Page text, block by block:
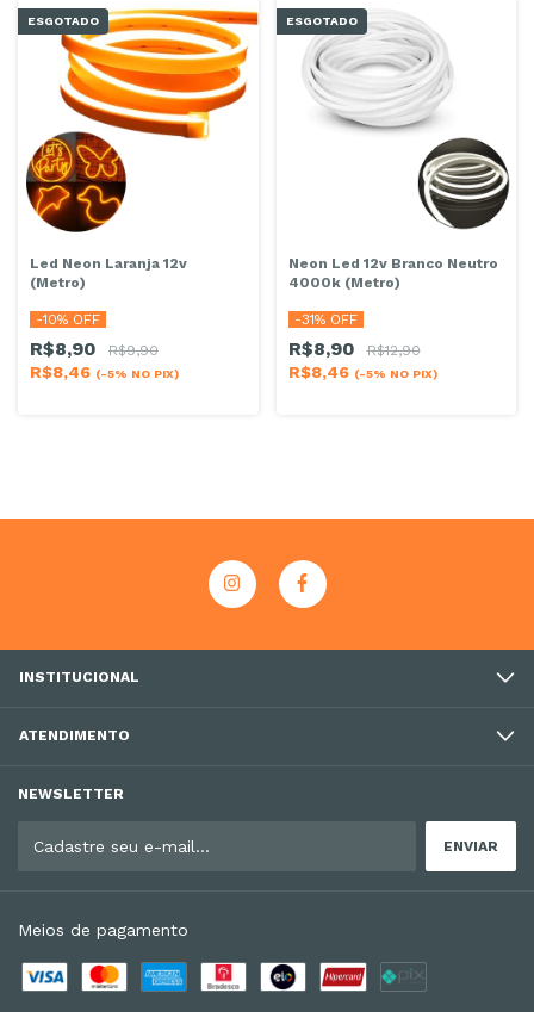
ESGOTADO
Led Neon Laranja 12v
(Metro)
-10% OFF
R$8,90 R$9,90
R$8,46 (-5% NO PIX)
ESGOTADO
Neon Led 12v Branco Neutro
4000k (Metro)
-31% OFF
R$8,90 R$12,90
R$8,46 (-5% NO PIX)
INSTITUCIONAL
ATENDIMENTO
NEWSLETTER
Meios de pagamento